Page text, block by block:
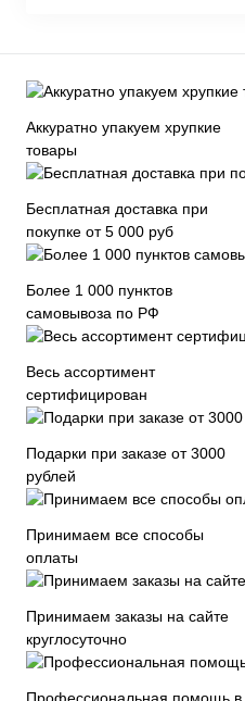
Аккуратно упакуем хрупкие
товары
Бесплатная доставка при
покупке от 5 000 руб
Более 1 000 пунктов
самовывоза по РФ
Весь ассортимент
сертифицирован
Подарки при заказе от 3000
рублей
Принимаем все способы
оплаты
Принимаем заказы на сайте
круглосуточно